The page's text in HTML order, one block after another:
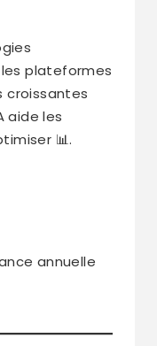
plateformes
croissantes
aide les
📊.
annuelle